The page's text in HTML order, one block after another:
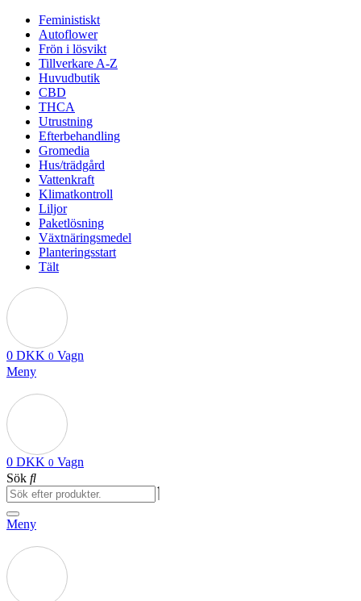
Feministiskt
Autoflower
Frön i lösvikt
Tillverkare A-Z
Huvudbutik
CBD
THCA
Utrustning
Efterbehandling
Gromedia
Hus/trädgård
Vattenkraft
Klimatkontroll
Liljor
Paketlösning
Växtnäringsmedel
Planteringsstart
Tält
0 DKK 0 Vagn
Meny
0 DKK 0 Vagn
Sök
Meny